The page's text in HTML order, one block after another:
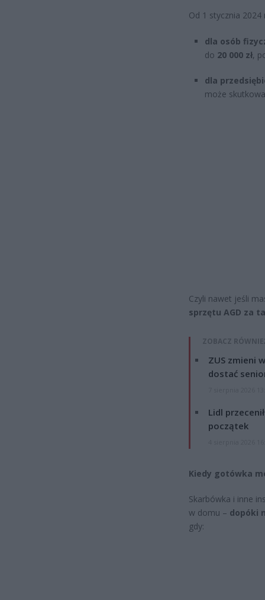
Od 1 stycznia
dla osób
do 20 000 zł,
dla
może
Czyli nawet jeśli
sprzętu AGD za
ZOBACZ
ZUS zmieni
dostać
Lidl
początek
Kiedy gotówka
Skarbówka i inne
w domu – dopóki
gdy: